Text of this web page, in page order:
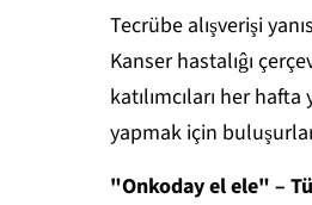
Tecrübe alışverişi
Kanser hastalıĝı
katılımcıları her
yapmak için
"Onkoday el ele" –